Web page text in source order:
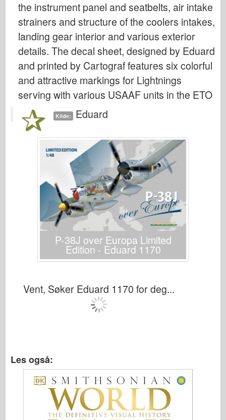
Meng Modell
Tamiya
Tristar
Trompetist
Zvezda
Album-Bilder
Gå rundt
Bøker
Dvder
Kontakt
Settene
the instrument panel and seatbelts, air intake
strainers and structure of the coolers intakes,
landing gear interior and various exterior
details. The decal sheet, designed by Eduard
and printed by Cartograf features six colorful
and attractive markings for Lightnings
serving with various USAAF units in the ETO
Kilde: Eduard
P-38J over Europa Limited
Edition - Eduard 1170
Vent, Søker Eduard 1170 for deg...
Les også: